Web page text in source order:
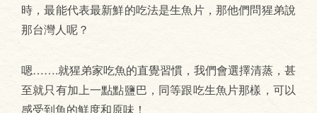
時，最能代表最新鮮的吃法是生魚片，那他們問猩弟說
那台灣人呢？
嗯…….就猩弟家吃魚的直覺習慣，我們會選擇清蒸，甚
至就只有加上一點點鹽巴，同等跟吃生魚片那樣，可以
感受到魚的鮮度和原味！